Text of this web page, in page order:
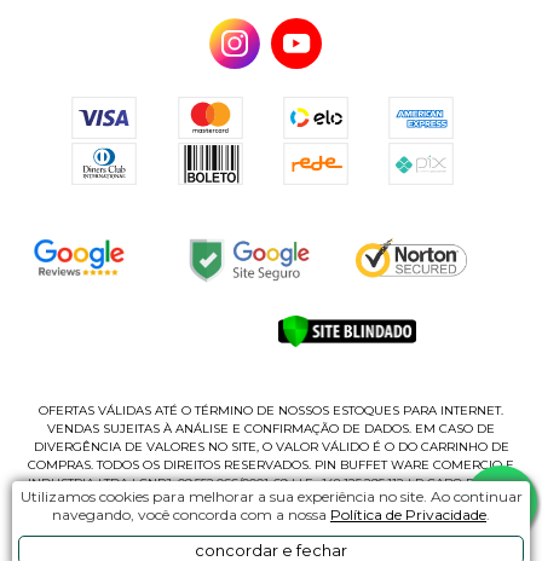
OFERTAS VÁLIDAS ATÉ O TÉRMINO DE NOSSOS ESTOQUES PARA INTERNET.
VENDAS SUJEITAS À ANÁLISE E CONFIRMAÇÃO DE DADOS. EM CASO DE
DIVERGÊNCIA DE VALORES NO SITE, O VALOR VÁLIDO É O DO CARRINHO DE
COMPRAS. TODOS OS DIREITOS RESERVADOS. PIN BUFFET WARE COMERCIO E
INDUSTRIA LTDA | CNPJ: 09.552.066/0001-69 | I.E.: 148.125.295.112 | R CABO ROMEU
CASAGRANDE, 135 - B | CEP 02180-060 - PQ NOVO MUNDO | SÃO PAUL/SP
Utilizamos cookies para melhorar a sua experiência no site. Ao continuar
navegando, você concorda com a nossa Política de Privacidade.
concordar e fechar